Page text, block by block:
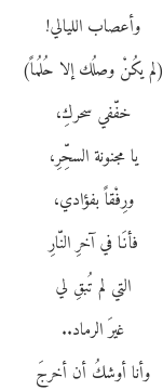
وأعصاب الليالي!
(لم يكُنْ وصلُك إلا حُلُماً)
خفّفي سحركِ،
يا مجنونة السحِّرِ،
ورِفْقاً بفؤادي،
فأنَا في آخرِ النّارِ
التي لم تُبقِ لي
غيرَ الرماد..
وأنا أوشكُ أن أخرجَ